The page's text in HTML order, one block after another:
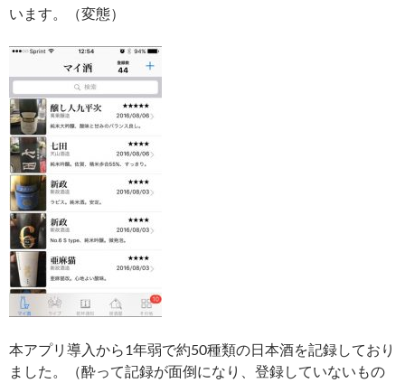
います。（変態）
本アプリ導入から1年弱で約50種類の日本酒を記録しており
ました。（酔って記録が面倒になり、登録していないもの